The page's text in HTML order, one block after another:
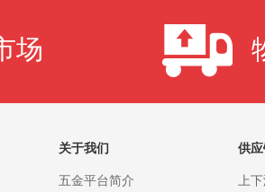
场
关于我们
五金平台简介
供
上